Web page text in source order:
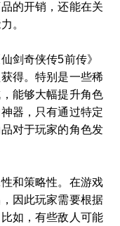
的开销，还能在关
。
剑奇侠传5前传》
得。特别是一些稀
能够大幅提升角色
器，只有通过特定
对于玩家的角色发
和策略性。在游戏
因此玩家需要根据
如，有些敌人可能